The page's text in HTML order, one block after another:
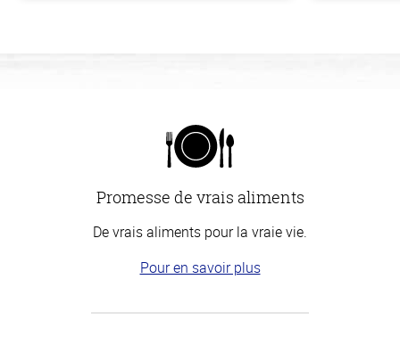
Promesse de vrais aliments
De vrais aliments pour la vraie vie.
Pour en savoir plus